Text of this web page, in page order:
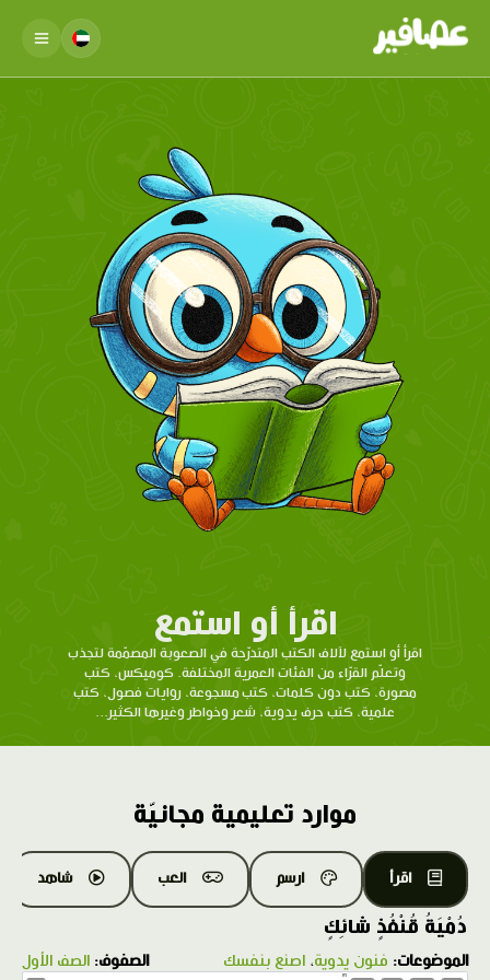
اقرأ أو استمع
اقرأ أو استمع لآلاف الكتب المتدرّحة في الصعوبة المصمّمة لتجذب
وتعلّم القرّاء من الفئات العمرية المختلفة. كوميكس، كتب
مصورة، كتب دون كلمات، كتب مسجوعة، روايات فصول، كتب
علمية، كتب حرف يدوية، شعر وخواطر وغيرها الكثير...
موارد تعليمية مجانيّة
اقرأ ارسم العب شاهد
دُمْيَةُ قُنْفُذٍ شائِكٍ
الموضوعات: فنون يدوية، اصنع بنفسك الصفوف: الصف الأول